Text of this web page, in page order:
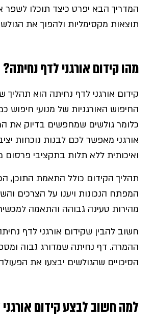
המדריך הבא יפרט כיצד תוכלו
תוצאות מקסימליות ולהפוך את
מהו קידום אורגני לדף נחיתה?
קידום אורגני לדף נחיתה הוא
החיפוש האורגניות של מנועי חיפוש
כלומר גולשים שמחפשים בדיוק את
אורגני מאפשר לכם לבנות נוכחות
ואיכותית ללא תלות בתקציבי
תהליך הקידום כולל התאמת התוכן,
המפתח הנכונות ויענו על הצרכים
מהירות טעינה גבוהה והתאמה
חשוב להבין שקידום אורגני לדף
ההמרה. דף נחיתה שמדורג גבוה
הסיכויים שהגולשים יבצעו את
למה חשוב לבצע קידום